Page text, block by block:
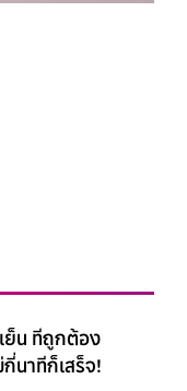
ย็น ที่ถูกต้อง
นาทีก็เสร็จ!